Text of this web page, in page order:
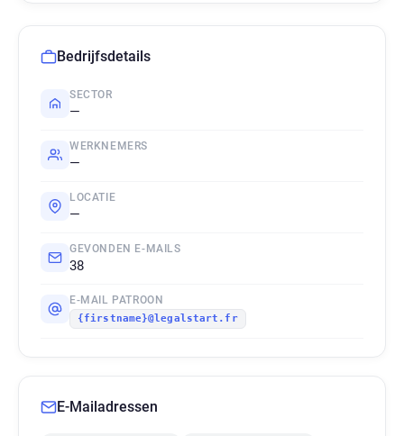
Bedrijfsdetails
SECTOR
—
WERKNEMERS
—
LOCATIE
—
GEVONDEN E-MAILS
38
E-MAIL PATROON
{firstname}@legalstart.fr
E-Mailadressen